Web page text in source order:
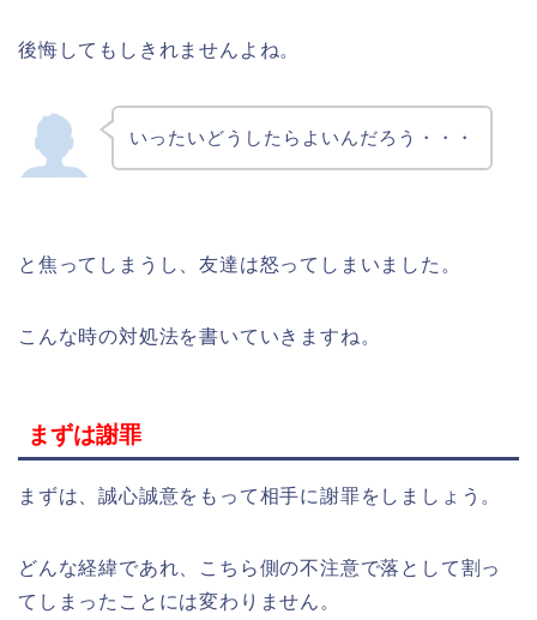
後悔してもしきれませんよね。
いったいどうしたらよいんだろう・・・
と焦ってしまうし、友達は怒ってしまいました。
こんな時の対処法を書いていきますね。
まずは謝罪
まずは、誠心誠意をもって相手に謝罪をしましょう。
どんな経緯であれ、こちら側の不注意で落として割っ
てしまったことには変わりません。